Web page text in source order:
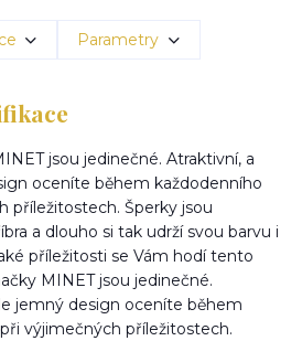
Parametry
jsou jedinečné. Atraktivní, a
oceníte během každodenního
příležitostech. Šperky jsou
a dlouho si tak udrží svou barvu i
příležitosti se Vám hodí tento
MINET jsou jedinečné.
jemný design oceníte během
výjimečných příležitostech.